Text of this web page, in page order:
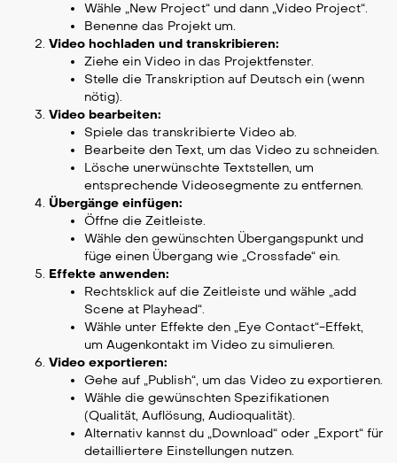
Wähle „New Project“ und dann „Video Project“.
Benenne das Projekt um.
Video hochladen und transkribieren:
Ziehe ein Video in das Projektfenster.
Stelle die Transkription auf Deutsch ein (wenn
nötig).
Video bearbeiten:
Spiele das transkribierte Video ab.
Bearbeite den Text, um das Video zu schneiden.
Lösche unerwünschte Textstellen, um
entsprechende Videosegmente zu entfernen.
Übergänge einfügen:
Öffne die Zeitleiste.
Wähle den gewünschten Übergangspunkt und
füge einen Übergang wie „Crossfade“ ein.
Effekte anwenden:
Rechtsklick auf die Zeitleiste und wähle „add
Scene at Playhead“.
Wähle unter Effekte den „Eye Contact“-Effekt,
um Augenkontakt im Video zu simulieren.
Video exportieren:
Gehe auf „Publish“, um das Video zu exportieren.
Wähle die gewünschten Spezifikationen
(Qualität, Auflösung, Audioqualität).
Alternativ kannst du „Download“ oder „Export“ für
detailliertere Einstellungen nutzen.